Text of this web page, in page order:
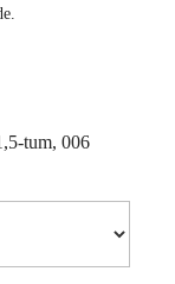
tum, 006